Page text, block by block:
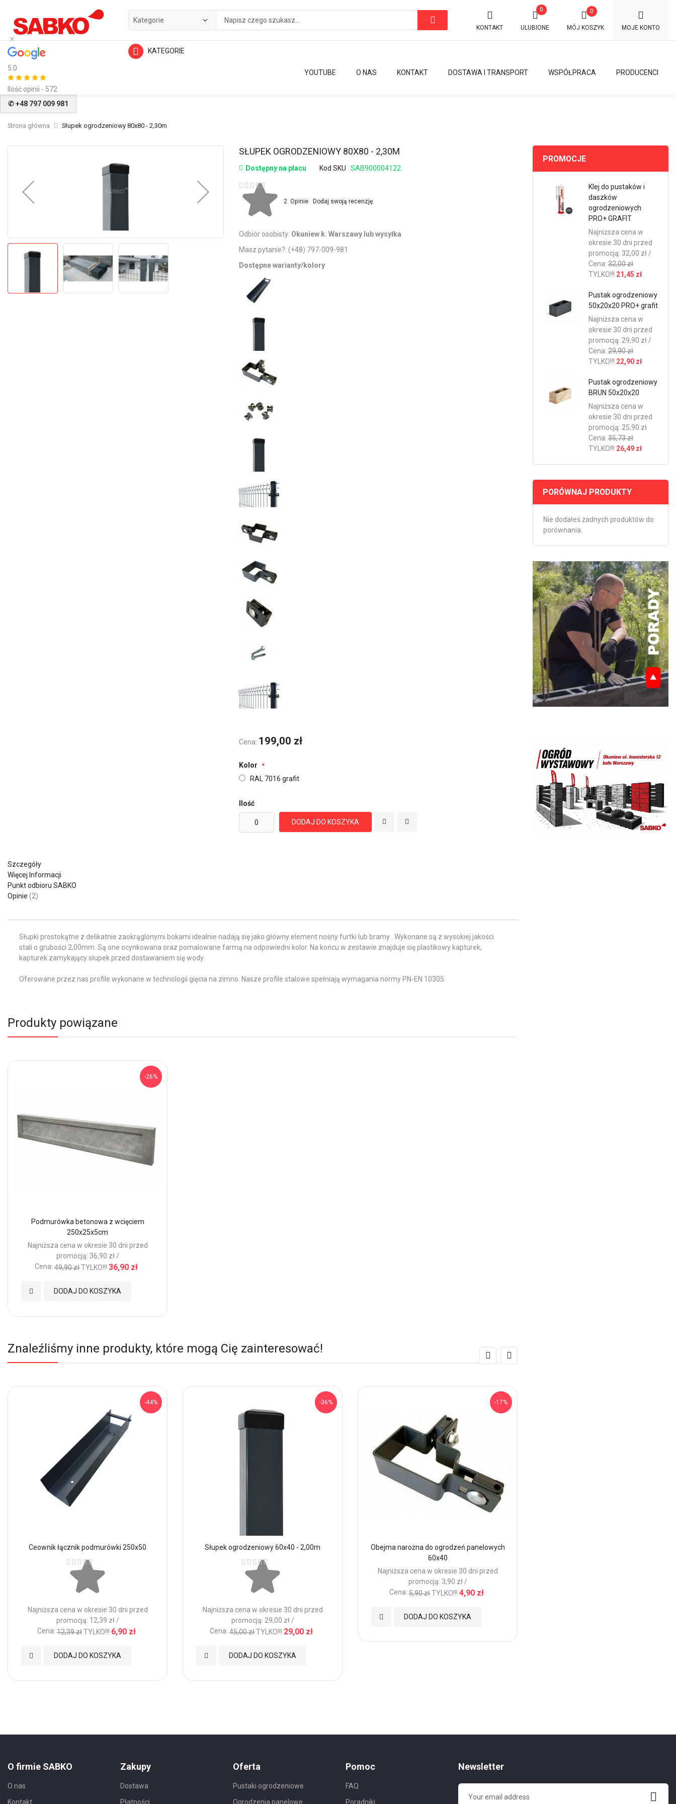
5.0
Ilość opinii - 572
KONTAKT
0
ULUBIONE MÓJ KOSZYK
0
MOJE KONTO
KATEGORIE
PRODUCENCI
WSPÓŁPRACA
DOSTAWA I TRANSPORT
KONTAKT
O NAS
YOUTUBE
✆ +48 797 009 981
Strona główna Słupek ogrodzeniowy 80x80 - 2,30m
Przejdź
początek
galerii
SŁUPEK OGRODZENIOWY 80X80 - 2,30M
Dostępny na placu Kod SKU
SAB900004122
Ocena:
2 Opinie Dodaj swoją recenzję
Odbiór osobisty: Okuniew k. Warszawy lub wysyłka
Masz pytanie?: (+48) 797-009-981
Dostępne warianty/kolory
Cena: 199,00 zł
Kolor
RAL 7016 grafit
Ilość
DODAJ DO KOSZYKA
Szczegóły
Więcej Informacji
Punkt odbioru SABKO
Opinie
2
Słupki prostokątne z delikatnie zaokrąglonymi bokami idealnie nadają się jako główny element nośny furtki lub bramy . Wykonane są z wysokiej jakości
stali o grubości 2,00mm. Są one ocynkowana oraz pomalowane farmą na odpowiedni kolor. Na końcu w zestawie znajduje się plastikowy kapturek,
kapturek zamykający słupek przed dostawaniem się wody.
Oferowane przez nas profile wykonane w technologii gięcia na zimno. Nasze profile stalowe spełniają wymagania normy PN-EN 10305.
Produkty powiązane
-26%
Podmurówka betonowa z wcięciem
250x25x5cm
Najniższa cena w okresie 30 dni przed
promocją: 36,90 zł /
Cena: 49,90 złTYLKO!!! 36,90 zł
DODAJ DO KOSZYKA
Dodaj
Znaleźliśmy inne produkty, które mogą Cię zainteresować!
-44%
Ceownik łącznik podmurówki 250x50
Ocena:
Najniższa cena w okresie 30 dni przed
promocją: 12,39 zł /
Cena: 12,39 zł TYLKO!!! 6,90 zł
DODAJ DO KOSZYKA
Dodaj
-36%
Słupek ogrodzeniowy 60x40 - 2,00m
Ocena:
Najniższa cena w okresie 30 dni przed
promocją: 29,00 zł /
Cena: 45,00 złTYLKO!!! 29,00 zł
DODAJ DO KOSZYKA
Dodaj
-17%
Obejma narożna do ogrodzeń panelowych
60x40
Najniższa cena w okresie 30 dni przed
promocją: 3,90 zł /
Cena: 5,90 zł TYLKO!!! 4,90 zł
DODAJ DO KOSZYKA
Dodaj
PROMOCJE
Klej do pustaków i
daszków
ogrodzeniowych
PRO+ GRAFIT
Najniższa cena w
okresie 30 dni przed
promocją: 32,00 zł /
Cena: 32,00 zł
TYLKO!!! 21,45 zł
Pustak ogrodzeniowy
50x20x20 PRO+ grafit
Najniższa cena w
okresie 30 dni przed
promocją: 29,90 zł /
Cena: 29,90 zł
TYLKO!!! 22,90 zł
Pustak ogrodzeniowy
BRUN 50x20x20
Najniższa cena w
okresie 30 dni przed
promocją: 25,90 zł
Cena: 35,73 zł
TYLKO!!! 26,49 zł
PORÓWNAJ PRODUKTY
Nie dodałeś żadnych produktów do
porównania.
O firmie SABKO
O nas
Kontakt
Zakupy
Dostawa
Płatności
Oferta
Pustaki ogrodzeniowe
Ogrodzenia panelowe
Pomoc
FAQ
Poradniki
Newsletter